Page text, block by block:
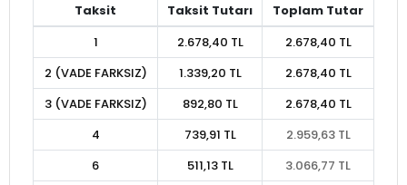
Taksit Taksit Tutarı
Toplam Tutar
1
2.678,40 TL
2.678,40 TL
2 (VADE FARKSIZ)
1.339,20 TL
2.678,40 TL
3 (VADE FARKSIZ)
892,80 TL
2.678,40 TL
4
739,91 TL
2.959,63 TL
6
511,13 TL
3.066,77 TL